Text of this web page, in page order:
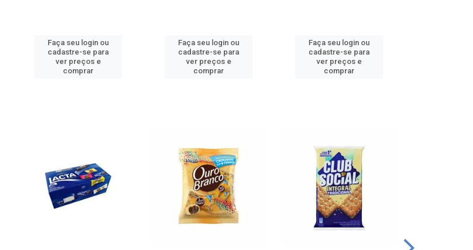
Faça seu login ou
cadastre-se para
ver preços e
comprar
Faça seu login ou
cadastre-se para
ver preços e
comprar
Faça seu login ou
cadastre-se para
ver preços e
comprar